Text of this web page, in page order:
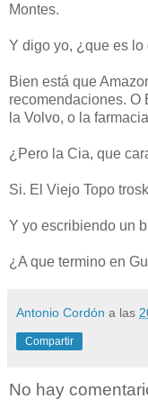
Montes.
Y digo yo, ¿que es
Bien está que
recomendaciones. O
la Volvo, o la
¿Pero la Cia, que
Si. El Viejo Topo
Y yo escribiendo un
¿A que termino en
Antonio Cordón a las
Compartir
No hay